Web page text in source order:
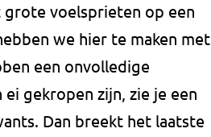
grote voelsprieten op een
we hier te maken met
een onvolledige
gekropen zijn, zie je een
Dan breekt het laatste